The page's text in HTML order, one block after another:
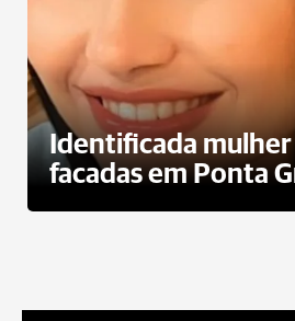
Identificada
facadas em Ponta